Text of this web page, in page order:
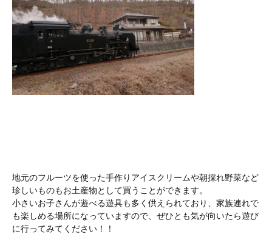
地元のフルーツを使った手作りアイスクリームや朝採れ野菜など
珍しいものもお土産物として買うことができます。
小さいお子さんが遊べる遊具も多く供えられており、家族連れで
も楽しめる場所になっていますので、ぜひとも気が向いたら遊び
に行ってみてください！！